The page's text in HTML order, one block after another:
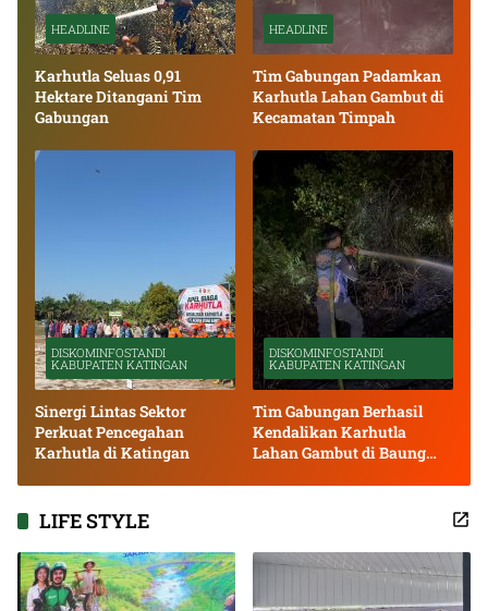
HEADLINE
Karhutla Seluas 0,91
Hektare Ditangani Tim
Gabungan
HEADLINE
Tim Gabungan Padamkan
Karhutla Lahan Gambut di
Kecamatan Timpah
DISKOMINFOSTANDI
KABUPATEN KATINGAN
Sinergi Lintas Sektor
Perkuat Pencegahan
Karhutla di Katingan
DISKOMINFOSTANDI
KABUPATEN KATINGAN
Tim Gabungan Berhasil
Kendalikan Karhutla
Lahan Gambut di Baung
LIFE STYLE